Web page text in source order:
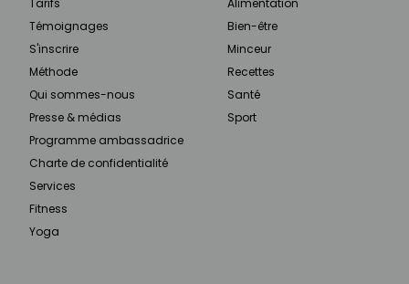
Témoignages
S'inscrire
Méthode
Qui sommes-nous
Presse & médias
Programme ambassadrice
Charte de confidentialité
Services
Fitness
Yoga
Bien-être
Minceur
Recettes
Santé
Sport